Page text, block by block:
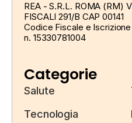
REA - S.R.L. ROMA (RM)
FISCALI 291/B CAP 00141
Codice Fiscale e
n. 15330781004
Categorie
Salute
Tecnologia